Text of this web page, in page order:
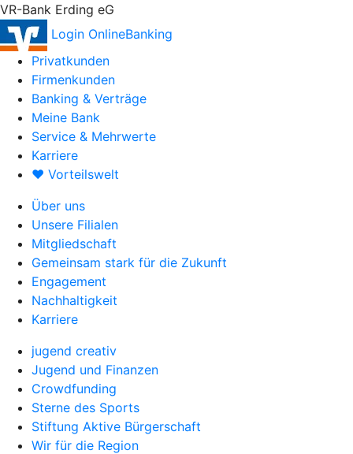
VR-Bank Erding eG
Login OnlineBanking
Privatkunden
Firmenkunden
Banking & Verträge
Meine Bank
Service & Mehrwerte
Karriere
♥ Vorteilswelt
Über uns
Unsere Filialen
Mitgliedschaft
Gemeinsam stark für die Zukunft
Engagement
Nachhaltigkeit
Karriere
jugend creativ
Jugend und Finanzen
Crowdfunding
Sterne des Sports
Stiftung Aktive Bürgerschaft
Wir für die Region